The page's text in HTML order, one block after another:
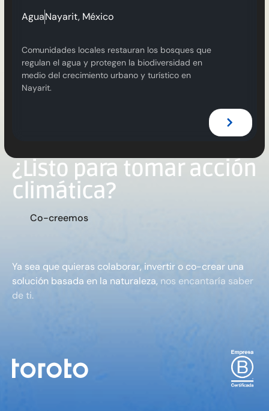
AguaNayarit, México
Comunidades locales restauran los bosques que
regulan el agua y protegen la biodiversidad en
medio del crecimiento urbano y turístico en
Nayarit.
¿Listo para tomar acción
climática?
Co-creemos
Ya sea que quieras colaborar, invertir o co-crear una
solución basada en la naturaleza, nos encantaría saber
de ti.